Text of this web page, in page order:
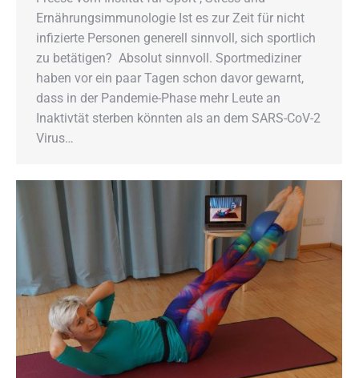
Ernährungsimmunologie Ist es zur Zeit für nicht
infizierte Personen generell sinnvoll, sich sportlich
zu betätigen? Absolut sinnvoll. Sportmediziner
haben vor ein paar Tagen schon davor gewarnt,
dass in der Pandemie-Phase mehr Leute an
Inaktivtät sterben könnten als an dem SARS-CoV-2
Virus…